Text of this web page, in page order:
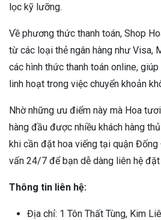
lọc kỹ lưỡng.
Về phương thức thanh toán, Shop
từ các loại thẻ ngân hàng như Visa,
các hình thức thanh toán online,
linh hoạt trong việc chuyển khoản
Nhờ những ưu điểm này mà Hoa
hàng đầu được nhiều khách hàng
khi cần đặt hoa viếng tại quận
vấn 24/7 để bạn dễ dàng liên hệ đặt
Thông tin liên hệ:
Địa chỉ: 1 Tôn Thất Tùng, Kim